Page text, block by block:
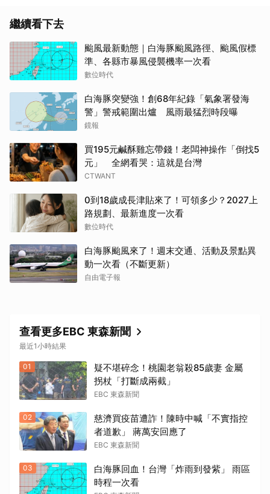
繼續看下去
颱風最新動態｜白海豚颱風路徑、颱風假標
準、各縣市暴風侵襲機率一次看
數位時代
白海豚突變強！創68年紀錄「氣象署發海
警」警戒範圍出爐 風雨最猛烈時段曝
鏡報
買195元鹹酥雞忘帶錢！老闆神操作「倒找5
元」 全網看哭：這就是台灣
CTWANT
0到18歲成長津貼來了！可領多少？2027上
路規劃、最新進度一次看
數位時代
白海豚颱風來了！週末交通、活動及景點異
動一次看（不斷更新）
自由電子報
查看更多EBC 東森新聞
最近1小時結果
01
疑不堪碎念！桃園老翁殺85歲妻 金屬
拐杖「打斷成兩截」
EBC 東森新聞
02
慈濟買疫苗遭詐！陳時中喊「不實指控
者道歉」 蔣萬安回應了
EBC 東森新聞
03
白海豚回血！台灣「炸雨到發紫」 雨區
時程一次看